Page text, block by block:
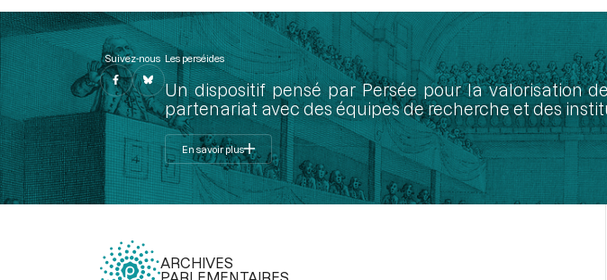
Suivez-nous Les perséides
Un dispositif pensé par Persée pour la valorisation
partenariat avec des équipes de recherche et des
En savoir plus
ARCHIVES